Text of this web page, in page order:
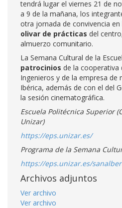
tendrá lugar el viernes 21 de
a 9 de la mañana, los
otra jornada de convivencia en
olivar de prácticas del
almuerzo comunitario.
La Semana Cultural de la
patrocinios de la cooperativa
Ingenieros y de la empresa de
Ibérica, además de con el del
la sesión cinematográfica.
Escuela Politécnica Superior
Unizar)
https://eps.unizar.es/
Programa de la Semana
https://eps.unizar.es/
Archivos adjuntos
Ver archivo
Ver archivo